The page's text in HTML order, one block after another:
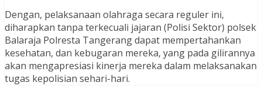
Dengan, pelaksanaan olahraga secara reguler ini,
diharapkan tanpa terkecuali jajaran (Polisi Sektor) polsek
Balaraja Polresta Tangerang dapat mempertahankan
kesehatan, dan kebugaran mereka, yang pada gilirannya
akan mengapresiasi kinerja mereka dalam melaksanakan
tugas kepolisian sehari-hari.